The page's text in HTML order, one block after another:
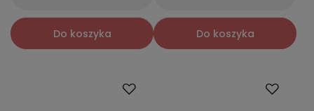
Do koszyka Do koszyka